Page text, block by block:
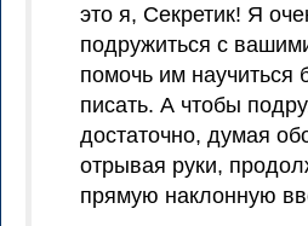
это я, Секретик! Я
подружиться с
помочь им научиться
писать. А чтобы
достаточно, думая
отрывая руки,
прямую наклонную